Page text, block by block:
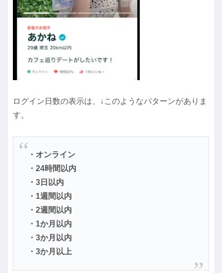
ログイン日数の表示は、↓このようなパターンがありま
す。
・オンライン
・24時間以内
・3日以内
・1週間以内
・2週間以内
・1か月以内
・3か月以内
・3か月以上